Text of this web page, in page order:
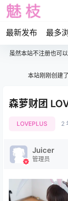
最新发布 最多
虽然本站不注册也可
本站刚刚创建
森萝财团
LOVEPLUS 2
Juicer
管理员